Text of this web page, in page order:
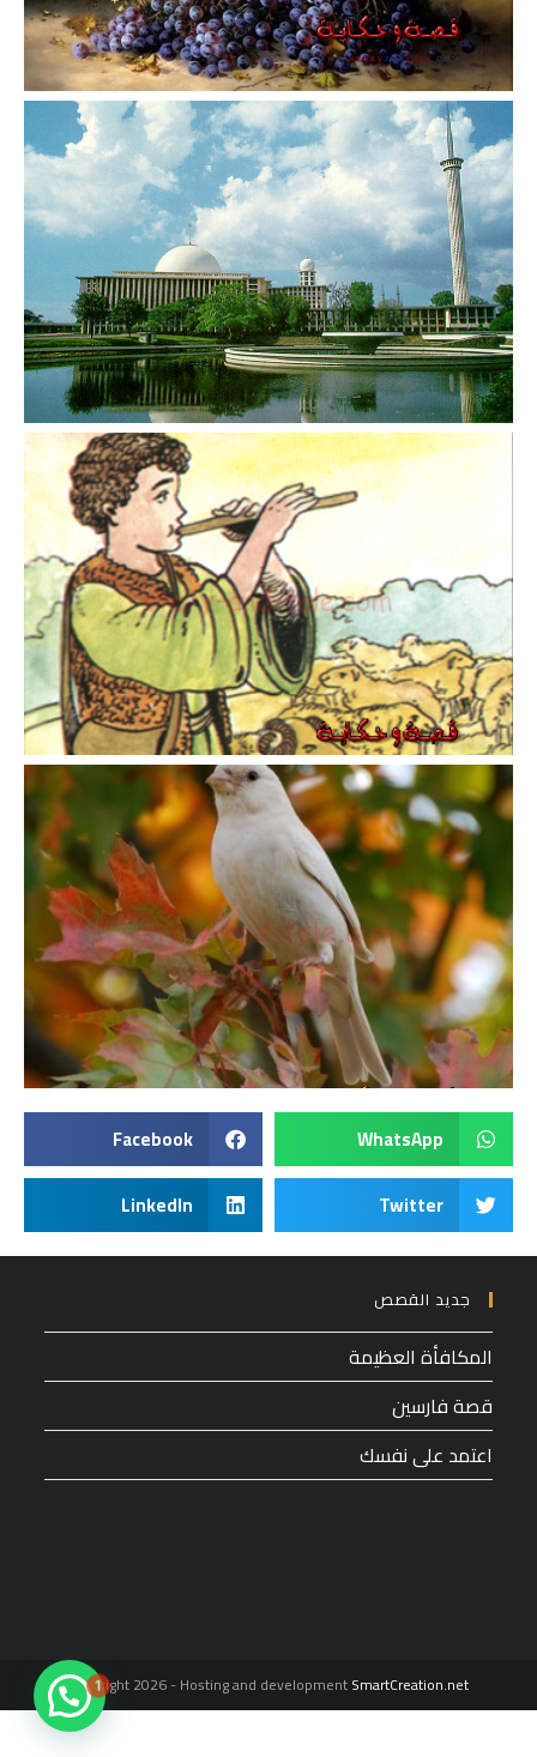
WhatsApp
Facebook
Twitter
LinkedIn
جديد القصص
المكافأة العظيمة
قصة فارسين
اعتمد على نفسك
Copyright 2026 - Hosting and developmentSmartCreation.net
1